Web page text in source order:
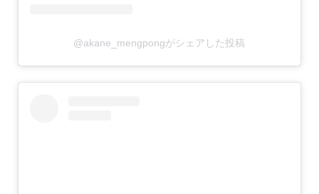
@akane_mengpongがシェアした投稿